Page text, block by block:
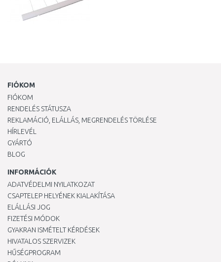
FIÓKOM
FIÓKOM
RENDELÉS STÁTUSZA
REKLAMÁCIÓ, ELÁLLÁS, MEGRENDELÉS TÖRLÉSE
HÍRLEVÉL
GYÁRTÓ
BLOG
INFORMÁCIÓK
ADATVÉDELMI NYILATKOZAT
CSAPTELEP HELYÉNEK KIALAKÍTÁSA
ELÁLLÁSI JOG
FIZETÉSI MÓDOK
GYAKRAN ISMÉTELT KÉRDÉSEK
HIVATALOS SZERVIZEK
HŰSÉGPROGRAM